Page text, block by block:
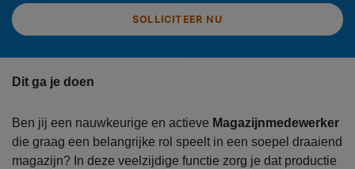
SOLLICITEER NU
Dit ga je doen
Ben jij een nauwkeurige en actieve Magazijnmedewerker
die graag een belangrijke rol speelt in een soepel draaiend
magazijn? In deze veelzijdige functie zorg je dat productie